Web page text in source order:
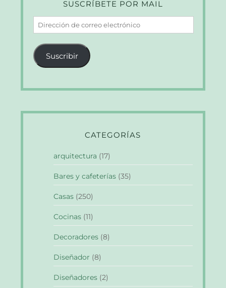
SUSCRÍBETE POR MAIL
Dirección
de
correo
electrónico
Suscribir
CATEGORÍAS
arquitectura (17)
Bares y cafeterías (35)
Casas (250)
Cocinas (11)
Decoradores (8)
Diseñador (8)
Diseñadores (2)